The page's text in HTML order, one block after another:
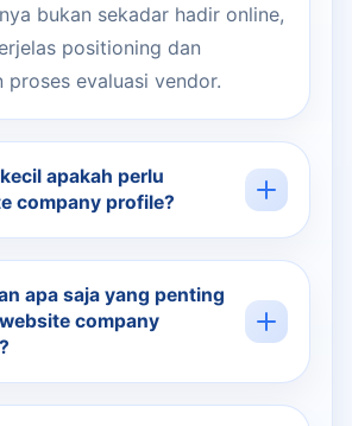
bukan sekadar hadir online,
positioning dan
proses evaluasi vendor.
apakah perlu
company profile?
apa saja yang penting
company